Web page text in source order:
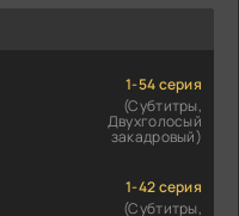
1-54 серия
(Субтитры,
Двухголосый
закадровый)
1-42 серия
(Субтитры,